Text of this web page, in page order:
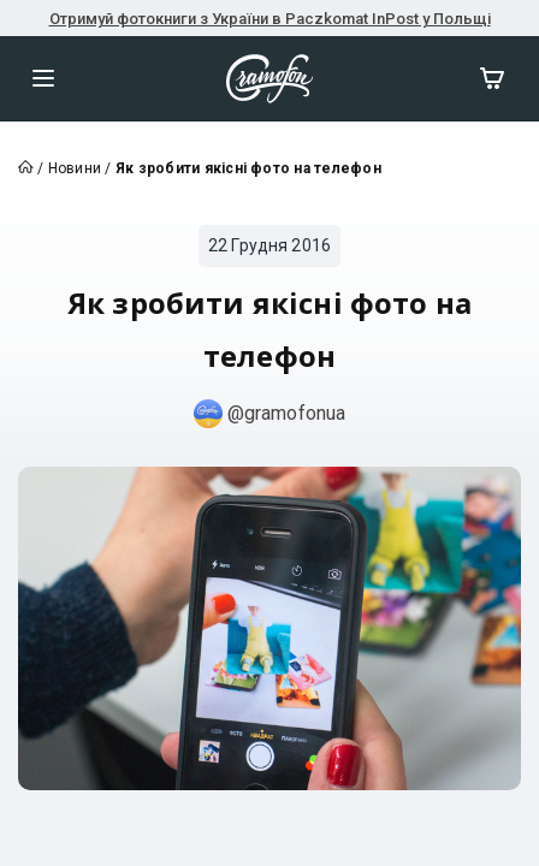
Отримуй фотокниги з України в Paczkomat InPost у Польщі
/ Новини / Як зробити якісні фото на телефон
22 Грудня 2016
Як зробити якісні фото на
телефон
@gramofonua